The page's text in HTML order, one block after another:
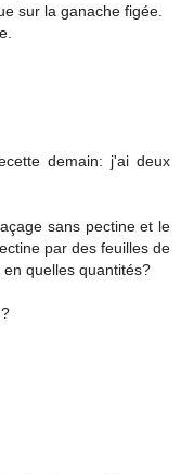
sur la ganache figée.
demain: j'ai deux
sans pectine et le
par des feuilles de
quelles quantités?